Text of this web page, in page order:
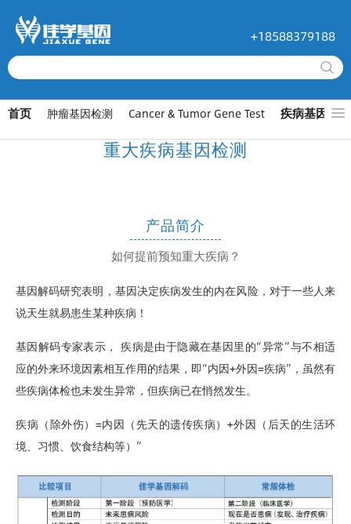
+18588379188
首页 肿瘤基因检测 Cancer & Tumor Gene Test 疾病基因检测
重大疾病基因检测
产品简介
如何提前预知重大疾病？
基因解码研究表明，基因决定疾病发生的内在风险，对于一些人来
说天生就易患生某种疾病！
基因解码专家表示， 疾病是由于隐藏在基因里的“异常”与不相适
应的外来环境因素相互作用的结果，即“内因+外因=疾病”，虽然有
些疾病体检也未发生异常，但疾病已在悄然发生。
疾病（除外伤）=内因（先天的遗传疾病）+外因（后天的生活环
境、习惯、饮食结构等）”